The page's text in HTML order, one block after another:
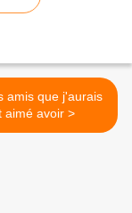
amis que j'aurais
tant aimé avoir >